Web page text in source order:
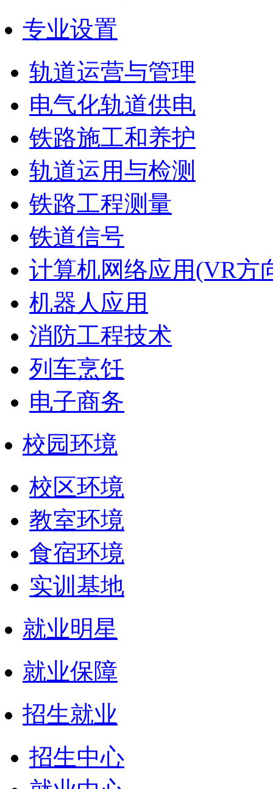
专业设置
轨道运营与管理
电气化轨道供电
铁路施工和养护
轨道运用与检测
铁路工程测量
铁道信号
计算机网络应用(VR方
机器人应用
消防工程技术
列车烹饪
电子商务
校园环境
校区环境
教室环境
食宿环境
实训基地
就业明星
就业保障
招生就业
招生中心